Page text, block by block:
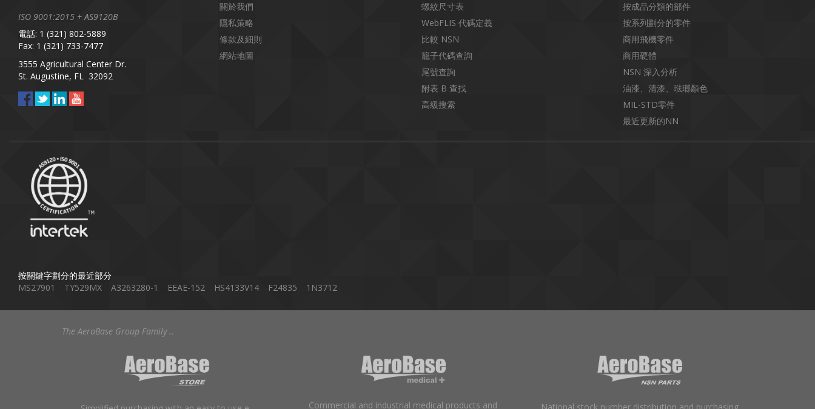
ISO 9001:2015 + AS9120B
電話: 1 (321) 802-5889
Fax: 1 (321) 733-7477
3555 Agricultural Center Dr.
St. Augustine, FL 32092
關於我們
隱私策略
條款及細則
網站地圖
螺紋尺寸表
WebFLIS 代碼定義
比較 NSN
籠子代碼查詢
尾號查詢
附表 B 查找
高級搜索
按成品分類的部件
按系列劃分的零件
商用飛機零件
商用硬體
NSN 深入分析
油漆、清漆、琺瑯顏色
MIL-STD零件
最近更新的NN
按關鍵字劃分的最近部分
MS27901
TY529MX A3263280-1 EEAE-152 HS4133V14 F24835 1N3712
The AeroBase Group Family ..
Commercial and industrial medical products and National stock number distribution and purchasing